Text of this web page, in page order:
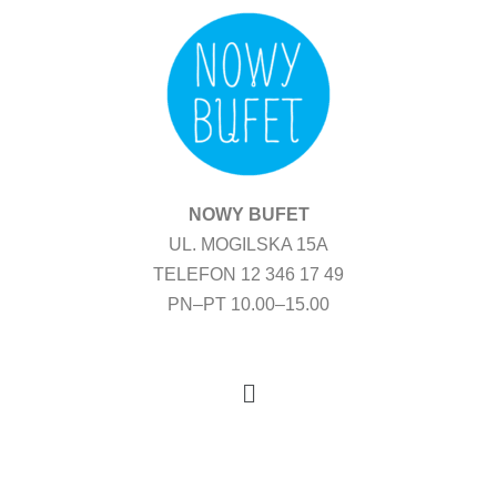
NOWY BUFET
UL. MOGILSKA 15A
TELEFON 12 346 17 49
PN–PT 10.00–15.00
Menu